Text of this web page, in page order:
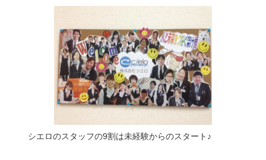
シエロのスタッフの9割は未経験からのスタート♪